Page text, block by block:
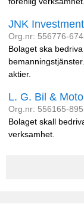
JNK
Org.nr: 556776-
Bolaget ska
aktier.
L. G. Bil &
Org.nr: 556165-
Bolaget skall
verksamhet.